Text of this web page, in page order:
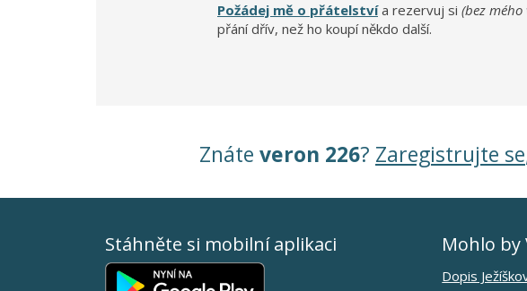
Požádej mě o přátelstvía rezervuj si (bez mého
přání dřív, než ho koupí někdo další.
Znáte veron 226? Zaregistrujte se
Stáhněte si mobilní aplikaci Mohlo by
Dopis